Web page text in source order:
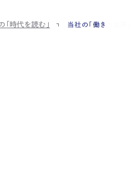
「時代を読む」 当社の「働き方改革」